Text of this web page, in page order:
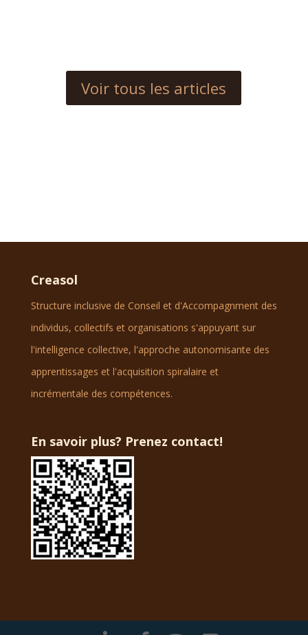
Voir tous les articles
Creasol
Structure inclusive de Conseil et d'Accompagnment des
individus, collectifs et organisations s'appuyant sur
l'intelligence collective, l'approche autonomisante des
apprentissages et l'acquisition spiralaire et
incrémentale des compétences.
En savoir plus? Prenez contact!